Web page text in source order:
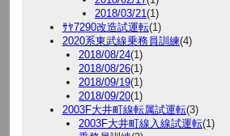
2018/03/21 (1)
ｻﾔ7290改造試運転(1)
2020系東武線乗務員訓練(4)
2018/08/24(1)
2018/08/26(1)
2018/09/19(1)
2018/09/20(1)
2003F大井町線転属試運転(3)
2003F大井町線入線試運転(1)